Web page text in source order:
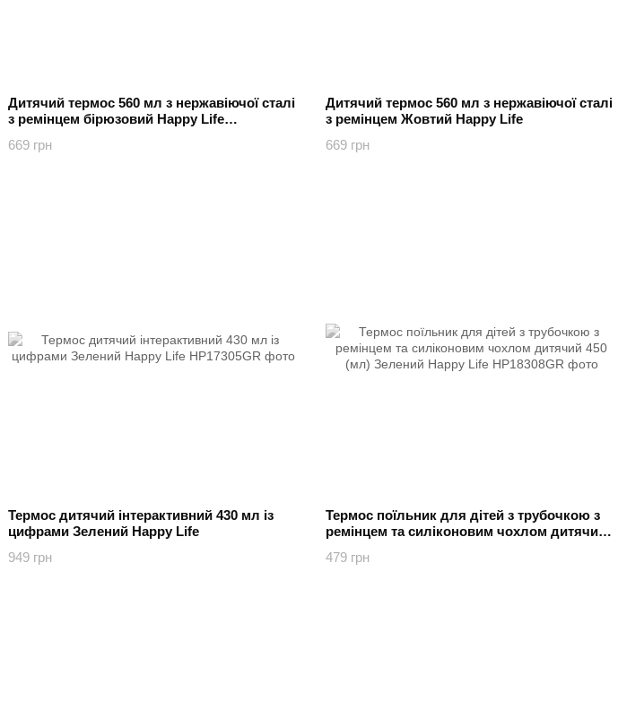
Дитячий термос 560 мл з нержавіючої сталі
з ремінцем бірюзовий Happy Life
669 грн
Дитячий термос 560 мл з нержавіючої сталі
з ремінцем Жовтий Happy Life
669 грн
Термос дитячий інтерактивний 430 мл із
цифрами Зелений Happy Life
949 грн
Термос поїльник для дітей з трубочкою з
ремінцем та силіконовим чохлом дитячий
479 грн